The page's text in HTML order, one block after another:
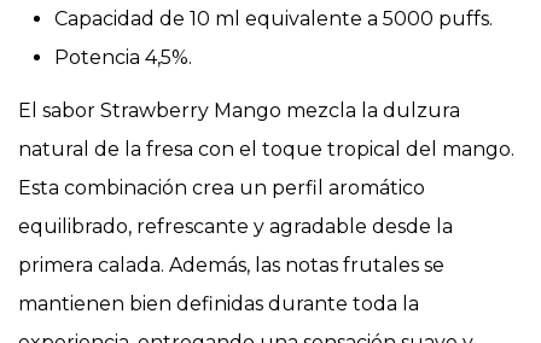
Capacidad de 10 ml equivalente a 5000 puffs.
Potencia 4,5%.
El sabor Strawberry Mango mezcla la dulzura
natural de la fresa con el toque tropical del mango.
Esta combinación crea un perfil aromático
equilibrado, refrescante y agradable desde la
primera calada. Además, las notas frutales se
mantienen bien definidas durante toda la